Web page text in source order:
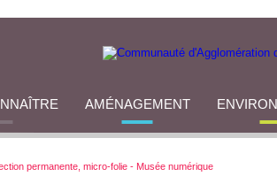
AMÉNAGEMENT
permanente, micro-folie - Musée numérique